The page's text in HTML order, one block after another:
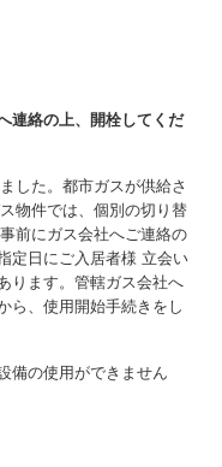
連絡の上、開栓してくだ
した。都市ガスが供給さ
物件では、個別の切り替
前にガス会社へご連絡の
定日にご入居者様 立会い
ります。管轄ガス会社へ
ら、使用開始手続きをし
備の使用ができません